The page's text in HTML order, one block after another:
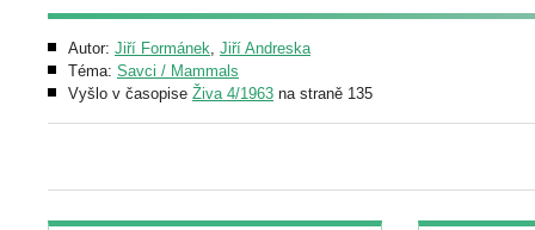
Autor: Jiří Formánek, Jiří Andreska
Téma: Savci / Mammals
Vyšlo v časopise Živa 4/1963 na straně 135